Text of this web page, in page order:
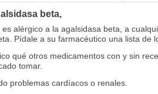
beta,
alérgico a la agalsidasa beta, a
Pídale a su farmacéutico una lista de
qué otros medicamentos con y sin
tomar.
problemas cardíacos o renales.